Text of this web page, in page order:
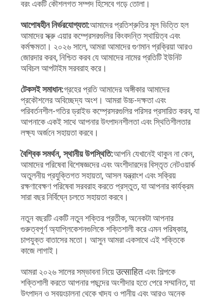
বরং একটি কৌশলগত সম্পদ হিসেবে গড়ে তোলা।
আপোষহীন নির্ভরযোগ্যতা:আমাদের প্রতিশ্রুতির মূল ভিত্তি হল
আমাদের স্ক্রু এয়ার কম্প্রেসরগুলির কিংবদন্তি স্থায়িত্ব এবং
কর্মক্ষমতা। ২০২৬ সালে, আমরা আমাদের গুণমান প্রক্রিয়া আরও
জোরদার করব, নিশ্চিত করব যে আমাদের নামের প্রতিটি ইউনিট
অবিচল আপটাইম সরবরাহ করে।
টেকসই সমাধান:গ্রহের প্রতি আমাদের অঙ্গীকার আমাদের
প্রকৌশলের অবিচ্ছেদ্য অংশ। আমরা উচ্চ-দক্ষতা এবং
পরিবর্তনশীল-গতির ড্রাইভ কম্প্রেসরগুলির পরিসর প্রসারিত করব, যা
আপনাকে একই সাথে আপনার উৎপাদনশীলতা এবং স্থিতিশীলতার
লক্ষ্য অর্জনে সহায়তা করবে।
বৈশ্বিক সমর্থন, স্থানীয় উপস্থিতি:আপনি যেখানেই থাকুন না কেন,
আমাদের পরিষেবা বিশেষজ্ঞদের এবং অংশীদারদের বিস্তৃত নেটওয়ার্ক
অতুলনীয় প্রযুক্তিগত সহায়তা, আসল যন্ত্রাংশ এবং সক্রিয়
রক্ষণাবেক্ষণ পরিষেবা সরবরাহ করতে প্রস্তুত, যা আপনার কার্যক্রম
সারা বছর নির্বিঘ্নে চলতে সহায়তা করবে।
নতুন বছরটি একটি নতুন শক্তির প্রতীক, অনেকটা আপনার
গুরুত্বপূর্ণ অ্যাপ্লিকেশনগুলিকে শক্তিশালী করে এমন পরিষ্কার,
চাপযুক্ত বাতাসের মতো। আসুন আমরা একসাথে এই শক্তিকে
কাজে লাগাই।
আমরা ২০২৬ সালের সম্ভাবনা নিয়ে उत्साहित এবং শিল্পকে
শক্তিশালী করতে আপনার পছন্দের অংশীদার হতে পেরে সম্মানিত, যা
উৎপাদন ও স্বয়ংচালনা থেকে খাদ্য ও পানীয় এবং আরও অনেক